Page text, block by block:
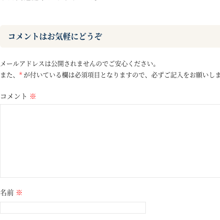
コメントはお気軽にどうぞ
メールアドレスは公開されませんのでご安心ください。
また、 * が付いている欄は必須項目となりますので、必ずご記入をお願いし
コメント ※
名前 ※